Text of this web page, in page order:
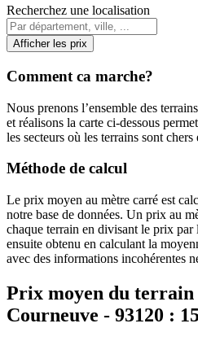
Recherchez une localisation
Afficher les prix
Comment ca marche?
Nous prenons l’ensemble des
et réalisons la carte ci-dessous
les secteurs où les terrains sont
Méthode de calcul
Le prix moyen au mètre carré est
notre base de données. Un prix au
chaque terrain en divisant le prix
ensuite obtenu en calculant la
avec des informations incohérentes
Prix moyen du
Courneuve - 93120 :